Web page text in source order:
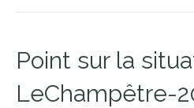
Point sur la
LeChampêtre-